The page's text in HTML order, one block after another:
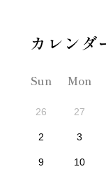
Sun Mon
26 27
2 3
9 10